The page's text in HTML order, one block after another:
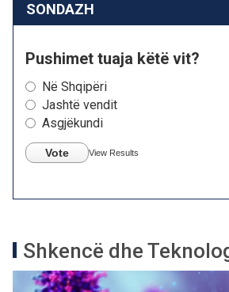
SONDAZH
Pushimet tuaja këtë vit?
Në Shqipëri
Jashtë vendit
Asgjëkundi
Vote View Results
Shkencë dhe